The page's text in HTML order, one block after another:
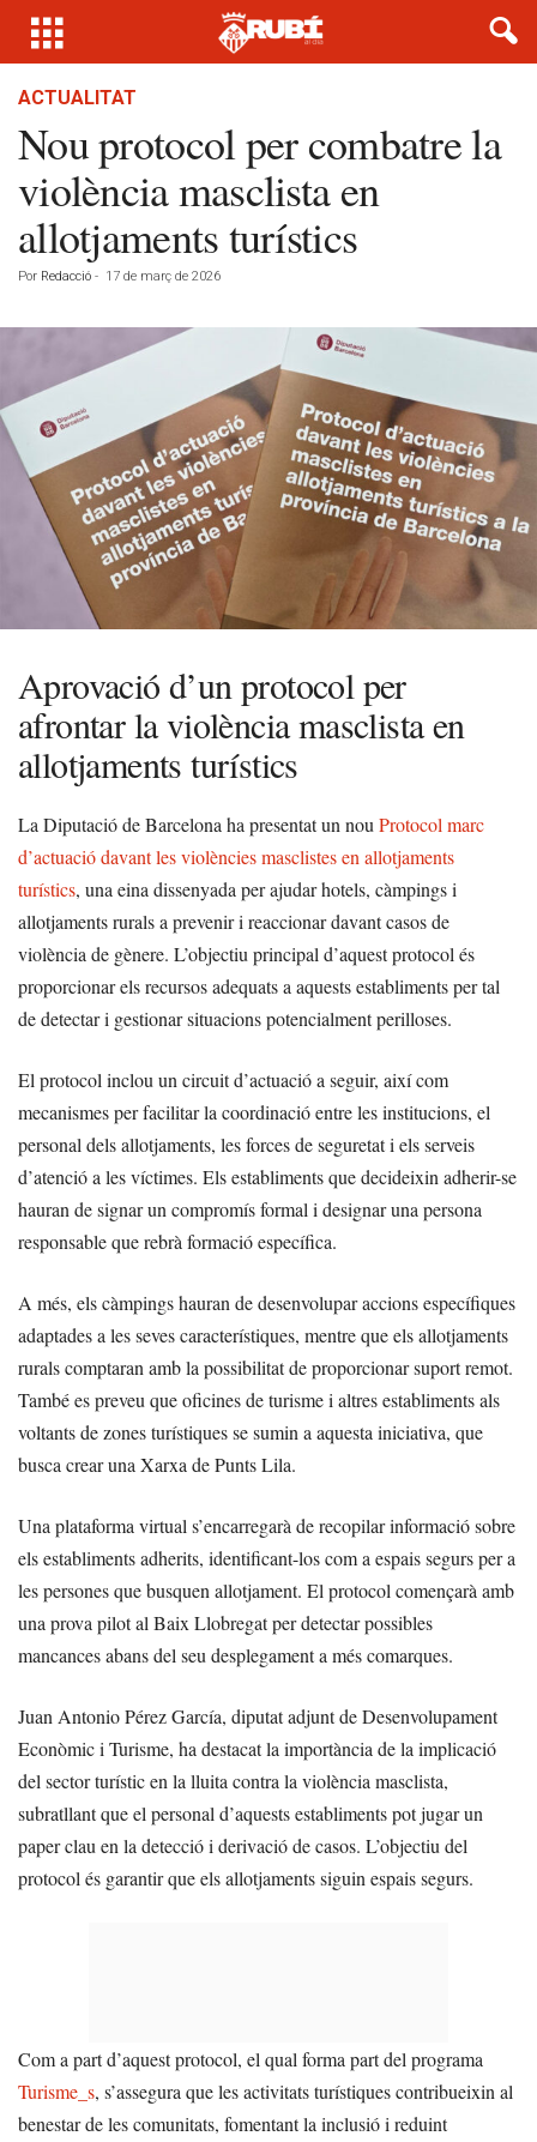
ACTUALITAT
Nou protocol per combatre la
violència masclista en
allotjaments turístics
Por Redacció - 17 de març de 2026
Aprovació d’un protocol per
afrontar la violència masclista en
allotjaments turístics
La Diputació de Barcelona ha presentat un nou Protocol marc
d’actuació davant les violències masclistes en allotjaments
turístics, una eina dissenyada per ajudar hotels, càmpings i
allotjaments rurals a prevenir i reaccionar davant casos de
violència de gènere. L’objectiu principal d’aquest protocol és
proporcionar els recursos adequats a aquests establiments per tal
de detectar i gestionar situacions potencialment perilloses.
El protocol inclou un circuit d’actuació a seguir, així com
mecanismes per facilitar la coordinació entre les institucions, el
personal dels allotjaments, les forces de seguretat i els serveis
d’atenció a les víctimes. Els establiments que decideixin adherir-se
hauran de signar un compromís formal i designar una persona
responsable que rebrà formació específica.
A més, els càmpings hauran de desenvolupar accions específiques
adaptades a les seves característiques, mentre que els allotjaments
rurals comptaran amb la possibilitat de proporcionar suport remot.
També es preveu que oficines de turisme i altres establiments als
voltants de zones turístiques se sumin a aquesta iniciativa, que
busca crear una Xarxa de Punts Lila.
Una plataforma virtual s’encarregarà de recopilar informació sobre
els establiments adherits, identificant-los com a espais segurs per a
les persones que busquen allotjament. El protocol començarà amb
una prova pilot al Baix Llobregat per detectar possibles
mancances abans del seu desplegament a més comarques.
Juan Antonio Pérez García, diputat adjunt de Desenvolupament
Econòmic i Turisme, ha destacat la importància de la implicació
del sector turístic en la lluita contra la violència masclista,
subratllant que el personal d’aquests establiments pot jugar un
paper clau en la detecció i derivació de casos. L’objectiu del
protocol és garantir que els allotjaments siguin espais segurs.
Com a part d’aquest protocol, el qual forma part del programa
Turisme_s, s’assegura que les activitats turístiques contribueixin al
benestar de les comunitats, fomentant la inclusió i reduint